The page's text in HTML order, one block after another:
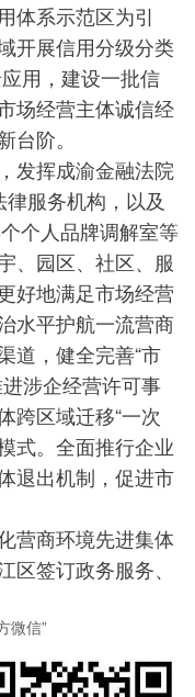
体系示范区为引
开展信用分级分类
用，建设一批信
场经营主体诚信经
阶。
挥成渝金融法院
服务机构，以及
个人品牌调解室等
、园区、社区、服
好地满足市场经营
水平护航一流营商
道，健全完善“市
涉企经营许可事
跨区域迁移“一次
式。全面推行企业
退出机制，促进市
商环境先进集体
签订政务服务、
微信”